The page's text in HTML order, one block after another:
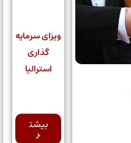
ویزای سرمایه
گذاری
استرالیا
بیشت
ر